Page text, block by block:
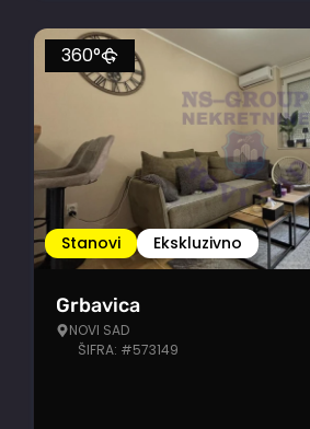
Stanovi Ekskluzivno
360°
Grbavica
NOVI SAD
ŠIFRA: #573149